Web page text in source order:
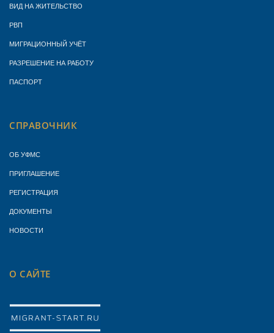
ВИД НА ЖИТЕЛЬСТВО
РВП
МИГРАЦИОННЫЙ УЧЁТ
РАЗРЕШЕНИЕ НА РАБОТУ
ПАСПОРТ
СПРАВОЧНИК
ОБ УФМС
ПРИГЛАШЕНИЕ
РЕГИСТРАЦИЯ
ДОКУМЕНТЫ
НОВОСТИ
О САЙТЕ